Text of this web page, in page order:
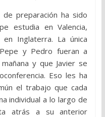
de preparación ha sido
estudia en Valencia,
Inglaterra. La única
y Pedro fueran a
y que Javier se
Eso les ha
el trabajo que cada
individual a lo largo de
atrás a su anterior